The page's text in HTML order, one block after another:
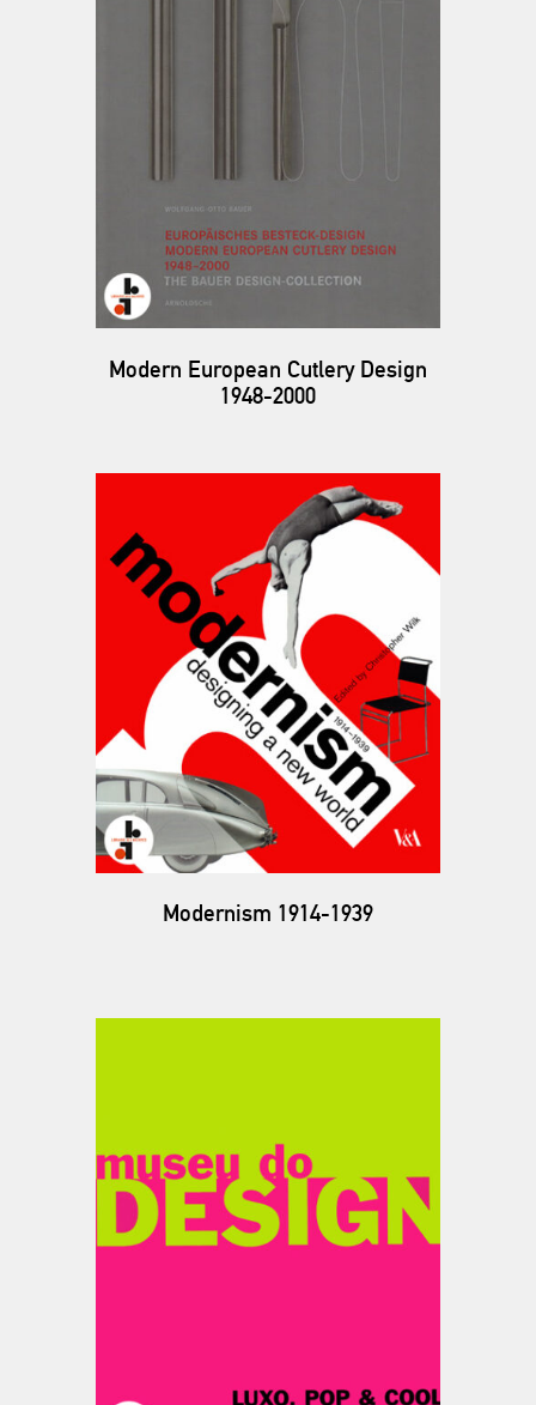
Modern European Cutlery Design
1948-2000
Modernism 1914-1939